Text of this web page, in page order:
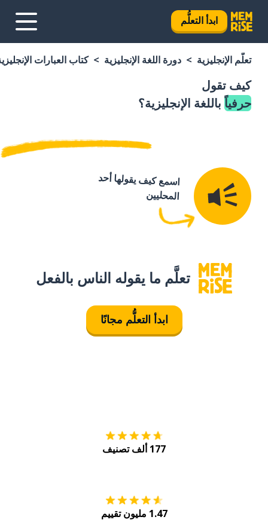
ابدأ التعلُّم
تعلَّم الإنجليزية دورة اللغة الإنجليزية كتاب العبارات
كيف تقول
حرفياً باللغة الإنجليزية؟
اسمع كيف يقولها أحد
المحليين
تعلَّم ما يقوله الناس بالفعل
ابدأ التعلُّم مجانًا
177 ألف تصنيف
1.47 مليون تقييم